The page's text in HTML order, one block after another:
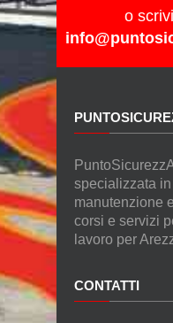
o
specializzata
manutenzione
corsi e servizi
lavoro per
CONTATTI